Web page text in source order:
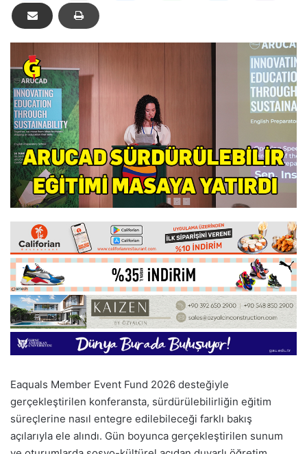
Eaquals Member Event Fund 2026 desteğiyle
gerçekleştirilen konferansta, sürdürülebilirliğin eğitim
süreçlerine nasıl entegre edilebileceği farklı bakış
açılarıyla ele alındı. Gün boyunca gerçekleştirilen sunum